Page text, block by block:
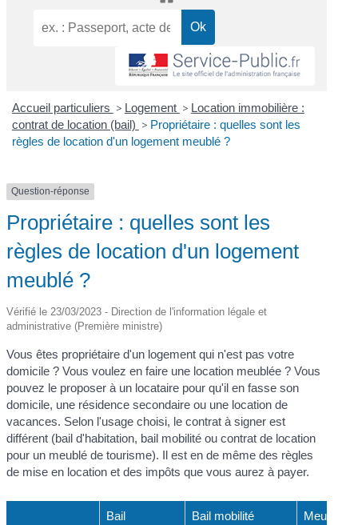
Accueil particuliers > Logement > Location immobilière :
contrat de location (bail) > Propriétaire : quelles sont les
règles de location d'un logement meublé ?
Question-réponse
Propriétaire : quelles sont les
règles de location d'un logement
meublé ?
Vérifié le 23/03/2023 - Direction de l'information légale et
administrative (Première ministre)
Vous êtes propriétaire d'un logement qui n'est pas votre
domicile ? Vous voulez en faire une location meublée ? Vous
pouvez le proposer à un locataire pour qu'il en fasse son
domicile, une résidence secondaire ou une location de
vacances. Selon l'usage choisi, le contrat à signer est
différent (bail d'habitation, bail mobilité ou contrat de location
pour un meublé de tourisme). Il est en de même des règles
de mise en location et des impôts que vous aurez à payer.
Bail
Bail mobilité
Meublé de